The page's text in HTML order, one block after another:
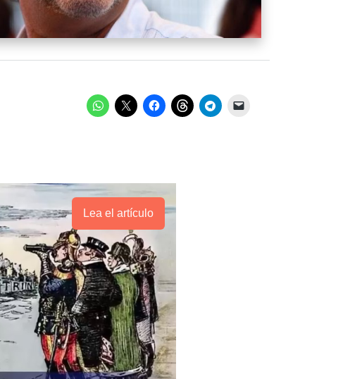
Lea el artículo